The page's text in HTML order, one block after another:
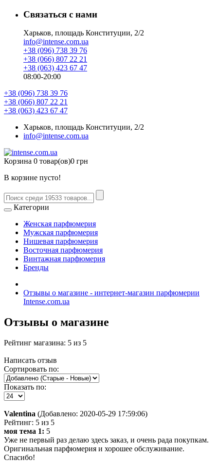
Связаться с нами
Харьков, площадь Конституции, 2/2
info@intense.com.ua
+38 (096) 738 39 76
+38 (066) 807 22 21
+38 (063) 423 67 47
08:00-20:00
+38 (096) 738 39 76
+38 (066) 807 22 21
+38 (063) 423 67 47
Харьков, площадь Конституции, 2/2
info@intense.com.ua
Корзина 0 товар(ов)0 грн
В корзине пусто!
Категории
Женская парфюмерия
Мужская парфюмерия
Нишевая парфюмерия
Восточная парфюмерия
Винтажная парфюмерия
Бренды
Отзывы о магазине - интернет-магазин парфюмерии
Intense.com.ua
Отзывы о магазине
Рейтинг магазина: 5 из 5
Написать отзыв
Сортировать по:
Показать по:
Valentina (Добавлено: 2020-05-29 17:59:06)
Рейтинг: 5 из 5
моя тема 1: 5
Уже не первый раз делаю здесь заказ, и очень рада покупкам.
Оригинальная парфюмерия и хорошее обслуживание.
Спасибо!